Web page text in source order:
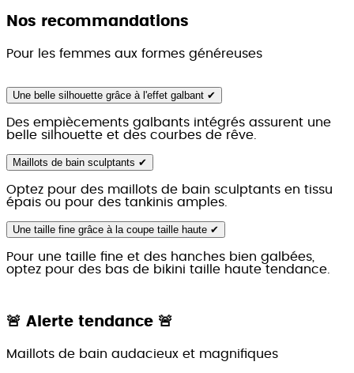
Nos recommandations
Pour les femmes aux formes généreuses
Une belle silhouette grâce à l'effet galbant ✔
Des empiècements galbants intégrés assurent une
belle silhouette et des courbes de rêve.
Maillots de bain sculptants ✔
Optez pour des maillots de bain sculptants en tissu
épais ou pour des tankinis amples.
Une taille fine grâce à la coupe taille haute ✔
Pour une taille fine et des hanches bien galbées,
optez pour des bas de bikini taille haute tendance.
🚨 Alerte tendance 🚨
Maillots de bain audacieux et magnifiques